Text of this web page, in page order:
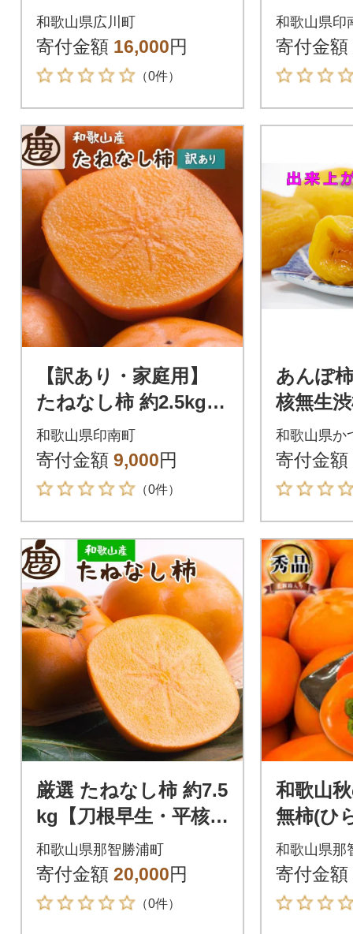
柿(ひらたねなしか
き)】【カキ・種無し
柿】
和歌山県広川町
寄付金額 16,000円
（0件）
柿(ひら
き)】
和歌山県印
寄付金額
【訳あり・家庭用】
たねなし柿 約2.5kg
【刀根早生・平核無柿
(ひらたねなしかき)】
和歌山県印南町
寄付金額 9,000円
（0件）
あんぽ
核無生
5kg約
下旬～
定】
和歌山県か
寄付金額
厳選 たねなし柿 約7.5
kg【刀根早生・平核無
柿(ひらたねなしか
き)】
和歌山県那智勝浦町
寄付金額 20,000円
（0件）
和歌山
無柿(ひ
き) 約
和歌山県那
寄付金額